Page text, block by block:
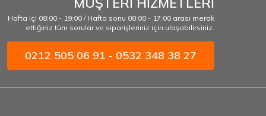
Hafta içi 08:00 - 19:00 / Hafta sonu 08:00 - 17:00 arası merak
ettiğiniz tüm sorular ve siparişleriniz için ulaşabilirsiniz.
0212 505 06 91 - 0532 348 38 27